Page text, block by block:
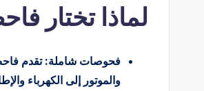
لماذا تختار
فحوصات شاملة: تقدم
والموتور إلى الكهرباء